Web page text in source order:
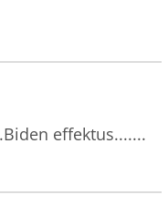
effektus.......